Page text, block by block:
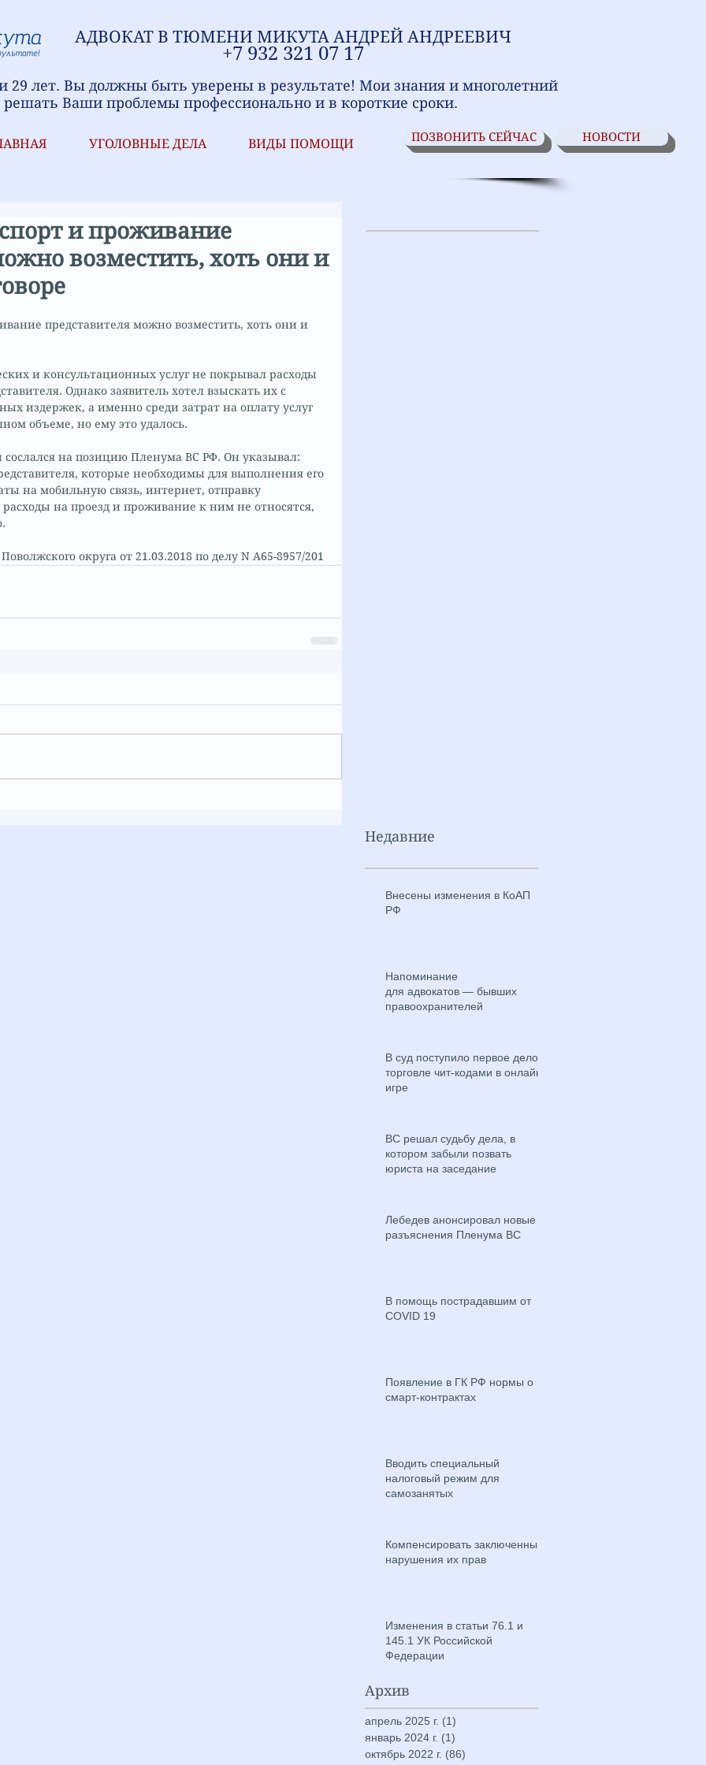
АДВОКАТ В ТЮМЕНИ МИКУТА АНДРЕЙ АНДРЕЕВИЧ
+7 932 321 07 17
29 лет. Вы должны быть уверены в результате! Мои знания и многолетний
Ваши проблемы профессионально и в короткие сроки.
УГОЛОВНЫЕ ДЕЛА ВИДЫ ПОМОЩИ ПОЗВОНИТЬ СЕЙЧАС НОВОСТИ
и проживание
возместить, хоть они и
представителя можно возместить, хоть они и
и консультационных услуг не покрывал расходы
Однако заявитель хотел взыскать их с
издержек, а именно среди затрат на оплату услуг
объеме, но ему это удалось.
на позицию Пленума ВС РФ. Он указывал:
которые необходимы для выполнения его
на мобильную связь, интернет, отправку
на проезд и проживание к ним не относятся,
округа от 21.03.2018 по делу N А65-8957/201
Недавние
Внесены изменения в КоАП
РФ
Напоминание
для адвокатов — бывших
правоохранителей
В суд поступило первое дело о
торговле чит-кодами в онлайн-
игре
ВС решал судьбу дела, в
котором забыли позвать
юриста на заседание
Лебедев анонсировал новые
разъяснения Пленума ВС
В помощь пострадавшим от
COVID 19
Появление в ГК РФ нормы о
смарт-контрактах
Вводить специальный
налоговый режим для
самозанятых
Компенсировать заключенным
нарушения их прав
Изменения в статьи 76.1 и
145.1 УК Российской
Федерации
Архив
апрель 2025 г. (1)
январь 2024 г. (1)
октябрь 2022 г. (86)